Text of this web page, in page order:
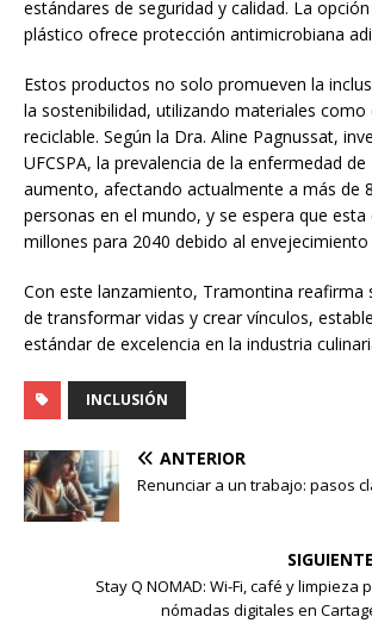
estándares de seguridad y calidad. La
plástico ofrece protección antimicrobiana
Estos productos no solo promueven la
la sostenibilidad, utilizando materiales como
reciclable. Según la Dra. Aline Pagnussat,
UFCSPA, la prevalencia de la enfermedad
aumento, afectando actualmente a más de
personas en el mundo, y se espera que
millones para 2040 debido al
Con este lanzamiento, Tramontina reafirma
de transformar vidas y crear vínculos,
estándar de excelencia en la industria
INCLUSIÓN
ANTERIOR
Renunciar a un trabajo: pasos
SIGUIENTE
Stay Q NOMAD: Wi-Fi, café y limpieza
nómadas digitales en